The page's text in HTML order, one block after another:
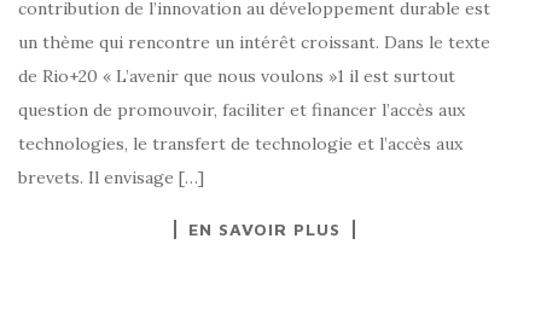
contribution de l’innovation au développement durable est
un thème qui rencontre un intérêt croissant. Dans le texte
de Rio+20 « L’avenir que nous voulons »1 il est surtout
question de promouvoir, faciliter et financer l’accès aux
technologies, le transfert de technologie et l’accès aux
brevets. Il envisage […]
EN SAVOIR PLUS